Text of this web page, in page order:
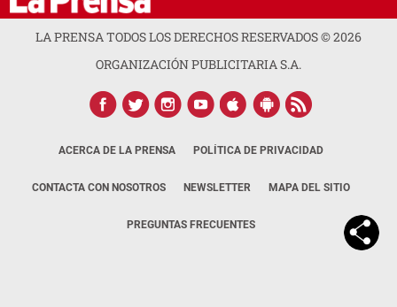
LA PRENSA TODOS LOS DERECHOS RESERVADOS ©2026
ORGANIZACIÓN PUBLICITARIA S.A.
ACERCA DE LA PRENSA POLÍTICA DE PRIVACIDAD
CONTACTA CON NOSOTROS NEWSLETTER MAPA DEL SITIO
PREGUNTAS FRECUENTES